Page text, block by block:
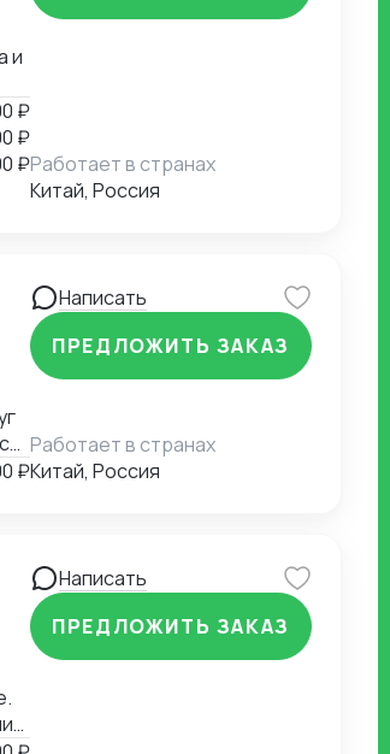
и
₽
₽
₽Работает в странах
Китай, Россия
₽
Написать
ПРЕДЛОЖИТЬ ЗАКАЗ
Работает в странах
Китай, Россия
Написать
ПРЕДЛОЖИТЬ ЗАКАЗ